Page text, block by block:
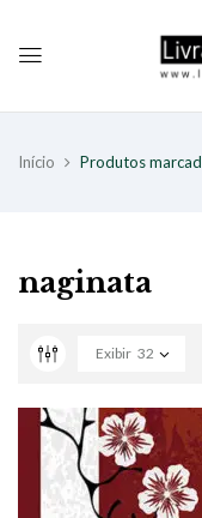
Início Produtos
naginata
Exibir 32